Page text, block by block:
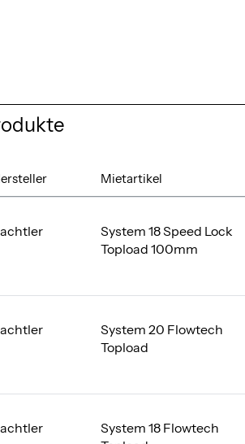
Mietartikel
System 18 Speed Lock
Topload 100mm
System 20 Flowtech
Topload
System 18 Flowtech